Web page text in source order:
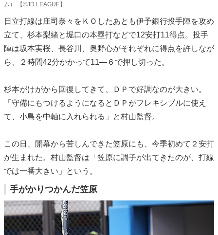
ム） 【©JD.LEAGUE】
日立打線は庄司奈々をＫＯしたあとも伊予銀行投手陣を攻め
立て、杉本梨緒と堀口の本塁打などで12安打11得点。投手
陣は坂本実桜、長谷川、奥野心がそれぞれに得点を許しなが
ら、２時間42分かかって11―６で押し切った。
杉本がけがから回復してきて、ＤＰで好調なのが大きい。
「守備にもつけるようになるとＤＰがフレキシブルに使え
て、小島を中軸に入れられる」と村山監督。
この日、開幕から苦しんできた笠原にも、今季初めて２安打
が生まれた。村山監督は「笠原に調子が出てきたのが、打線
では一番大きい」という。
手がかりつかんだ笠原